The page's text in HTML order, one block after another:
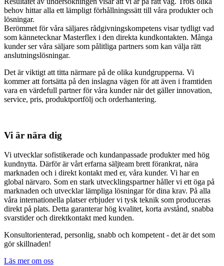
behov hittar alla ett lämpligt förhållningssätt till våra produkter och
lösningar.
Berömmet för våra säljares rådgivningskompetens visar tydligt vad
som kännetecknar Masterflex i den direkta kundkontakten. Många
kunder ser våra säljare som pålitliga partners som kan välja rätt
anslutningslösningar.
Det är viktigt att titta närmare på de olika kundgrupperna. Vi
kommer att fortsätta på den inslagna vägen för att även i framtiden
vara en värdefull partner för våra kunder när det gäller innovation,
service, pris, produktportfölj och orderhantering.
Vi är nära dig
Vi utvecklar sofistikerade och kundanpassade produkter med hög
kundnytta. Därför är vårt erfarna säljteam brett förankrat, nära
marknaden och i direkt kontakt med er, våra kunder. Vi har en
global närvaro. Som en stark utvecklingspartner håller vi ett öga på
marknaden och utvecklar lämpliga lösningar för dina krav. På alla
våra internationella platser erbjuder vi tysk teknik som produceras
direkt på plats. Detta garanterar hög kvalitet, korta avstånd, snabba
svarstider och direktkontakt med kunden.
Konsultorienterad, personlig, snabb och kompetent - det är det som
gör skillnaden!
Läs mer om oss